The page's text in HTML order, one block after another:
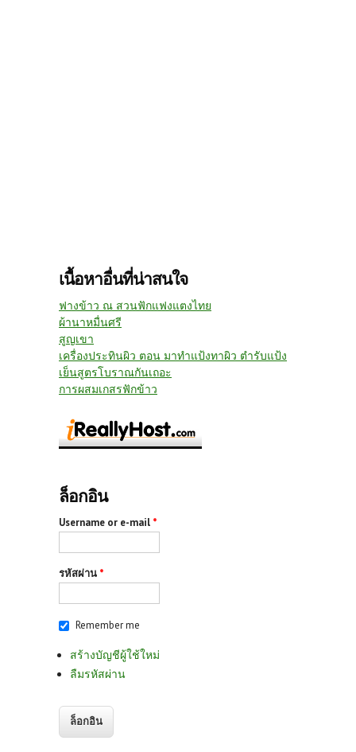
เนื้อหาอื่นที่น่าสนใจ
ฟางข้าว ณ สวนฟักแฟงแตงไทย
ผ้านาหมื่นศรี
สูญเขา
เครื่องประทินผิว ตอน มาทำแป้งทาผิว ตำรับแป้ง
เย็นสูตรโบราณกันเถอะ
การผสมเกสรฟักข้าว
ล็อกอิน
Username or e-mail *
รหัสผ่าน *
Remember me
สร้างบัญชีผู้ใช้ใหม่
ลืมรหัสผ่าน